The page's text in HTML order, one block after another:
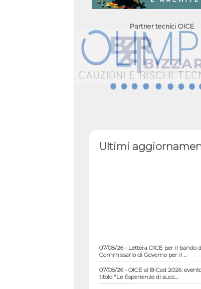
Partner tecnici OICE
Ultimi
Commissario di Governo per il ...
07/08/26 - OICE al B-Cad 2026:
titolo "Le Esperienze di succ...
07/08/26 - Chiusura estiva degli uffici